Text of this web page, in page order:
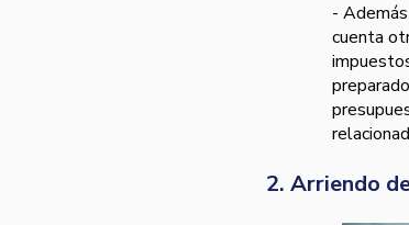
-
cuenta
2. Arriendo